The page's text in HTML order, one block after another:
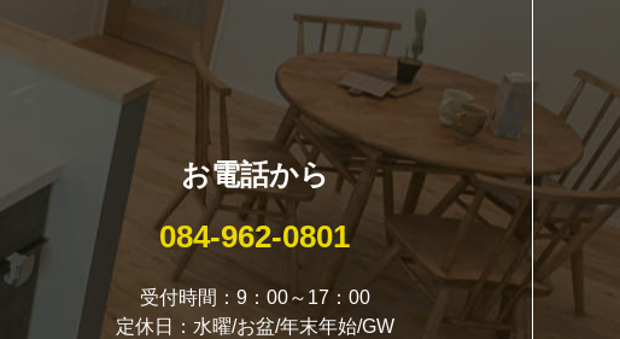
お電話から
084-962-0801
受付時間：9：00～17：00
定休日：水曜/お盆/年末年始/GW